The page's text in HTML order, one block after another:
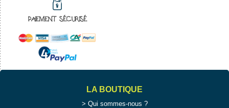
PAIEMENT SÉCURISÉ
LA BOUTIQUE
Qui sommes-nous ?